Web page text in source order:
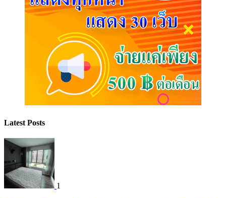
Latest Posts
1